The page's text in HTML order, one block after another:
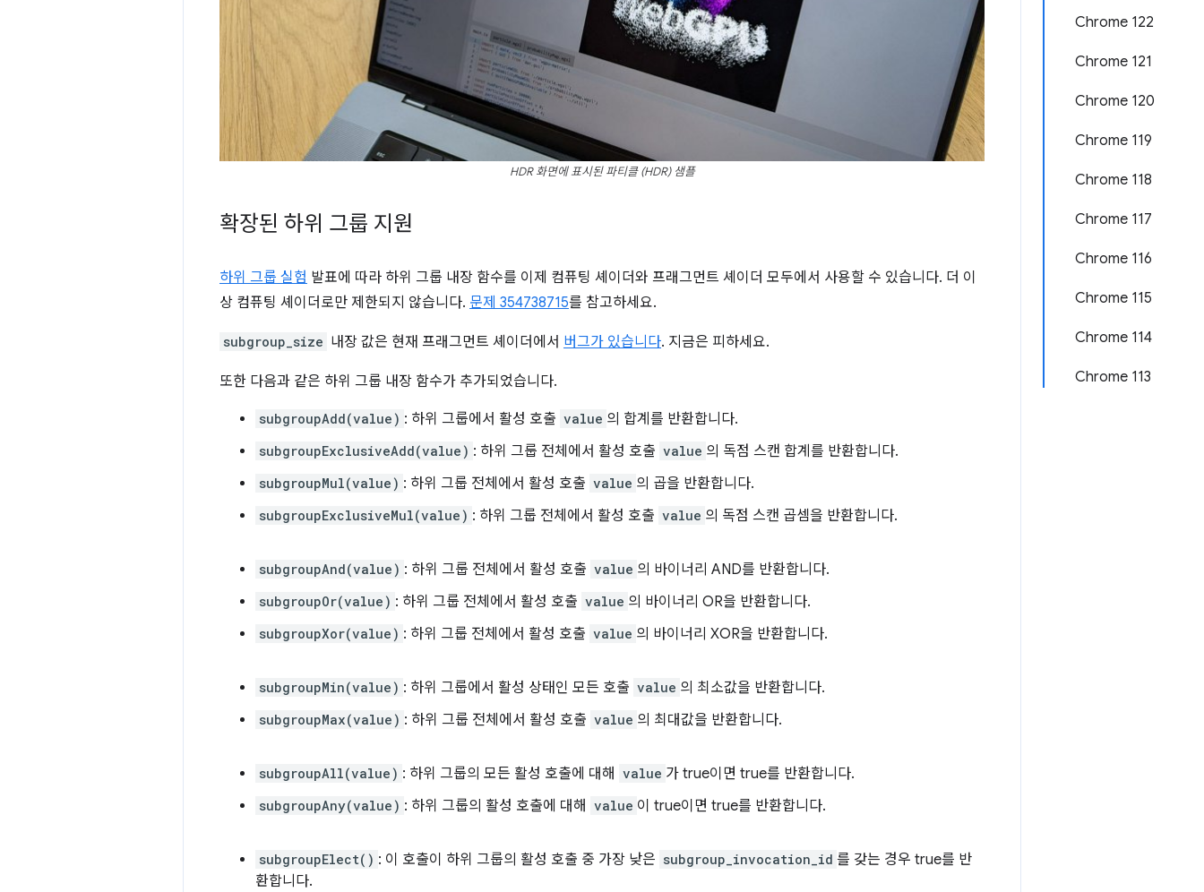
Chrome 122
Chrome 121
Chrome 120
Chrome 119
Chrome 118
Chrome 117
Chrome 116
Chrome 115
Chrome 114
Chrome 113
HDR 화면에 표시된 파티클 (HDR) 샘플
확장된 하위 그룹 지원
하위 그룹 실험 발표에 따라 하위 그룹 내장 함수를 이제 컴퓨팅 셰이더와 프래그먼트 셰이더 모두에서 사용할 수 있습니다. 더 이
상 컴퓨팅 셰이더로만 제한되지 않습니다. 문제 354738715를 참고하세요.
subgroup_size 내장 값은 현재 프래그먼트 셰이더에서 버그가 있습니다. 지금은 피하세요.
또한 다음과 같은 하위 그룹 내장 함수가 추가되었습니다.
subgroupAdd(value) : 하위 그룹에서 활성 호출 value 의 합계를 반환합니다.
subgroupExclusiveAdd(value) : 하위 그룹 전체에서 활성 호출 value 의 독점 스캔 합계를 반환합니다.
subgroupMul(value) : 하위 그룹 전체에서 활성 호출 value 의 곱을 반환합니다.
subgroupExclusiveMul(value) : 하위 그룹 전체에서 활성 호출 value 의 독점 스캔 곱셈을 반환합니다.
subgroupAnd(value) : 하위 그룹 전체에서 활성 호출 value 의 바이너리 AND를 반환합니다.
subgroupOr(value) : 하위 그룹 전체에서 활성 호출 value 의 바이너리 OR을 반환합니다.
subgroupXor(value) : 하위 그룹 전체에서 활성 호출 value 의 바이너리 XOR을 반환합니다.
subgroupMin(value) : 하위 그룹에서 활성 상태인 모든 호출 value 의 최소값을 반환합니다.
subgroupMax(value) : 하위 그룹 전체에서 활성 호출 value 의 최대값을 반환합니다.
subgroupAll(value) : 하위 그룹의 모든 활성 호출에 대해 value 가 true이면 true를 반환합니다.
subgroupAny(value) : 하위 그룹의 활성 호출에 대해 value 이 true이면 true를 반환합니다.
subgroupElect() : 이 호출이 하위 그룹의 활성 호출 중 가장 낮은 subgroup_invocation_id 를 갖는 경우 true를 반
환합니다.